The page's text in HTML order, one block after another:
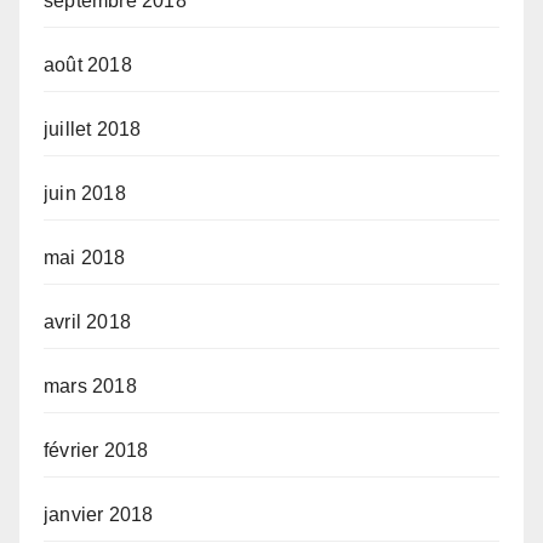
août 2018
juillet 2018
juin 2018
mai 2018
avril 2018
mars 2018
février 2018
janvier 2018